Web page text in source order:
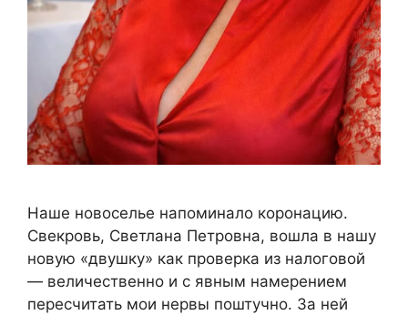
Наше новоселье напоминало коронацию.
Свекровь, Светлана Петровна, вошла в нашу
новую «двушку» как проверка из налоговой
— величественно и с явным намерением
пересчитать мои нервы поштучно. За ней